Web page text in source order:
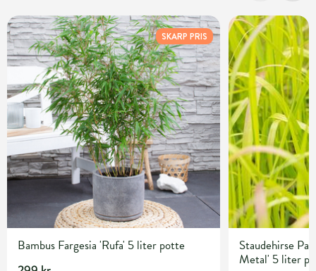
SKARP PRIS
Bambus Fargesia 'Rufa' 5 liter potte
Staudehirse
Metal' 5 liter